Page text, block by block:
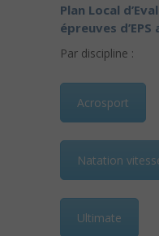
Plan Local
épreuves
Par discipline :
Acrosport
Natation
Ultimate